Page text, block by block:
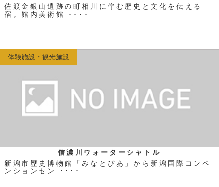
佐渡金銀山遺跡の町相川に佇む歴史と文化を伝える
宿。館内美術館 ････
信濃川ウォーターシャトル
新潟市歴史博物館「みなとぴあ」から新潟国際コンベ
ンションセン ････
体験施設・観光施設